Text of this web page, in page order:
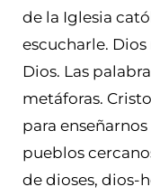
de la Iglesia
escucharle.
Dios. Las
metáforas.
para
pueblos
de dioses, dios-